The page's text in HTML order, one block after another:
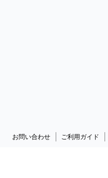
お問い合わせ ご利用ガイド